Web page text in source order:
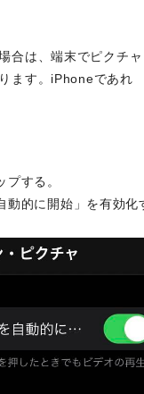
合は、端末でピクチ
ます。iPhoneであれ
プする。
動的に開始 」を有効化